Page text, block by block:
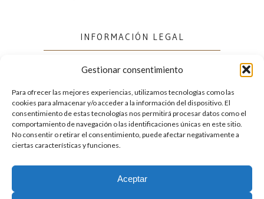
Gestionar consentimiento
Para ofrecer las mejores experiencias, utilizamos tecnologías como las
cookies para almacenar y/o acceder a la información del dispositivo. El
consentimiento de estas tecnologías nos permitirá procesar datos como el
comportamiento de navegación o las identificaciones únicas en este sitio.
No consentir o retirar el consentimiento, puede afectar negativamente a
ciertas características y funciones.
Aceptar
INFORMACIÓN LEGAL
Política de cookies (UE)
Política de privacidad
FACEBOOK